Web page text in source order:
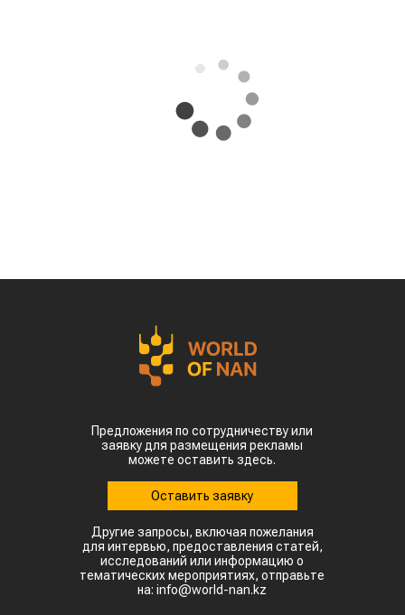
Предложения по сотрудничеству или
заявку для размещения рекламы
можете оставить здесь.
Оставить заявку
Другие запросы, включая пожелания
для интервью, предоставления статей,
исследований или информацию о
тематических мероприятиях, отправьте
на: info@world-nan.kz